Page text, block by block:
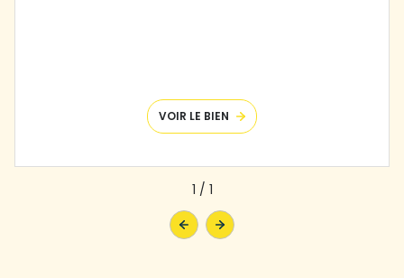
VOIR LE BIEN
1 / 1